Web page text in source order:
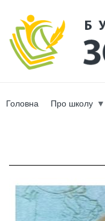
Головна Про школу